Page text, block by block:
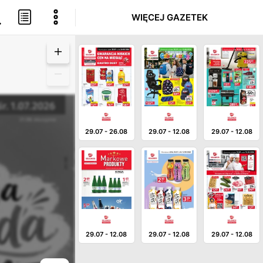
WIĘCEJ GAZETEK
29.07 -26.08 29.07- 12.08 29.07- 12.08
29.07 -12.08 29.07- 12.08 29.07- 12.08